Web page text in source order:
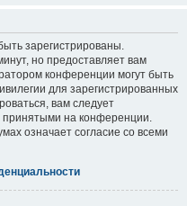
зарегистрированы.
но предоставляет вам
конференции могут быть
для зарегистрированных
вам следует
принятыми на конференции.
означает согласие со всеми